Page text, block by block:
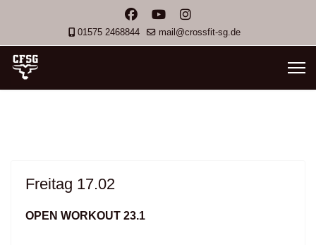
01575 2468844 mail@crossfit-sg.de
Freitag 17.02
OPEN WORKOUT 23.1